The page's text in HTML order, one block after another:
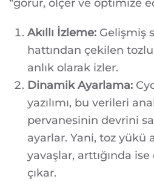
“görür, ölçer ve optimize
Akıllı İzleme: Gelişmiş
hattından çekilen
anlık olarak izler.
Dinamik Ayarlama:
yazılımı, bu verileri
pervanesinin devrini
ayarlar. Yani, toz yükü
yavaşlar, arttığında
çıkar.